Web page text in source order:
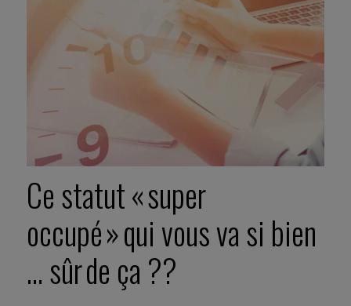
Ce statut « super
occupé » qui vous va si bien
… sûr de ça ??